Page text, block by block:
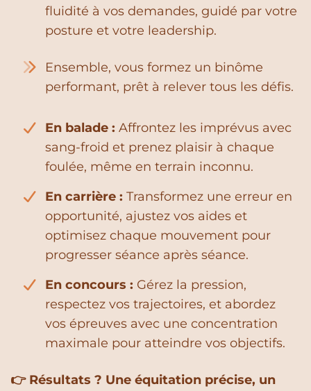
fluidité à vos demandes, guidé par votre
posture et votre leadership.
Ensemble, vous formez un binôme
performant, prêt à relever tous les défis.
En balade : Affrontez les imprévus avec
sang-froid et prenez plaisir à chaque
foulée, même en terrain inconnu.
En carrière : Transformez une erreur en
opportunité, ajustez vos aides et
optimisez chaque mouvement pour
progresser séance après séance.
En concours : Gérez la pression,
respectez vos trajectoires, et abordez
vos épreuves avec une concentration
maximale pour atteindre vos objectifs.
👉 Résultats ? Une équitation précise, un